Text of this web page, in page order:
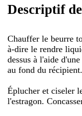
Descriptif
Chauffer le beurre
à-dire le rendre
dessus à l'aide
au fond du
Éplucher et ciseler
l'estragon.